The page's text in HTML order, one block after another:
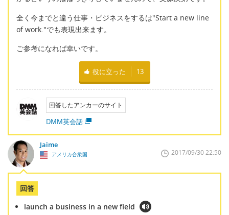
全く今までと違う仕事・ビジネスをするは"Start a new line
of work."でも表現出来ます。
ご参考になれば幸いです。
役に立った 13
回答したアンカーのサイト
DMM英会話
Jaime
アメリカ合衆国 2017/09/30 22:50
回答
launch a business in a new field